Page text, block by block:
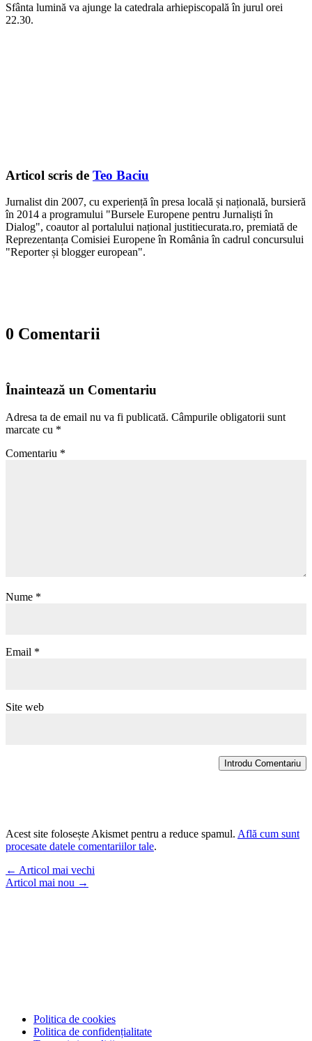
Sfânta lumină va ajunge la catedrala arhiepiscopală în jurul orei
22.30.
Articol scris de Teo Baciu
Jurnalist din 2007, cu experiență în presa locală și națională, bursieră
în 2014 a programului "Bursele Europene pentru Jurnaliști în
Dialog", coautor al portalului național justitiecurata.ro, premiată de
Reprezentanța Comisiei Europene în România în cadrul concursului
"Reporter și blogger european".
0 Comentarii
Înaintează un Comentariu
Adresa ta de email nu va fi publicată. Câmpurile obligatorii sunt
marcate cu *
Comentariu *
Nume *
Email *
Site web
Introdu Comentariu
Acest site folosește Akismet pentru a reduce spamul. Află cum sunt
procesate datele comentariilor tale.
← Articol mai vechi
Articol mai nou →
Politica de cookies
Politica de confidențialitate